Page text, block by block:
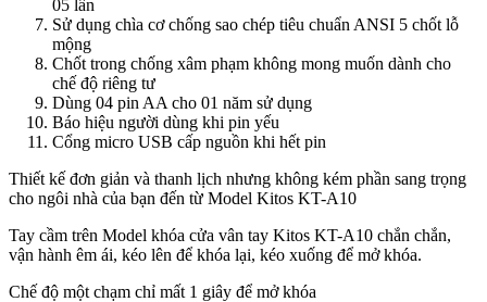
05 lần
Sử dụng chìa cơ chống sao chép tiêu chuẩn ANSI 5 chốt lỗ
mộng
Chốt trong chống xâm phạm không mong muốn dành cho
chế độ riêng tư
Dùng 04 pin AA cho 01 năm sử dụng
Báo hiệu người dùng khi pin yếu
Cổng micro USB cấp nguồn khi hết pin
Thiết kế đơn giản và thanh lịch nhưng không kém phần sang trọng
cho ngôi nhà của bạn đến từ Model Kitos KT-A10
Tay cầm trên Model khóa cửa vân tay Kitos KT-A10 chắn chắn,
vận hành êm ái, kéo lên để khóa lại, kéo xuống để mở khóa.
Chế độ một chạm chỉ mất 1 giây để mở khóa